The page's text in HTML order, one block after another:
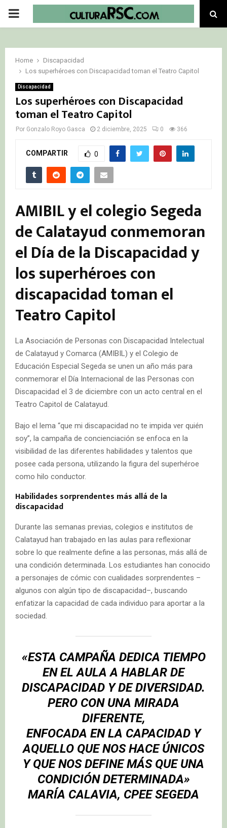
PRIMARY
Home
Discapacidad
Los superhéroes con Discapacidad toman el Teatro Capitol
Discapacidad
Los superhéroes con Discapacidad
toman el Teatro Capitol
Por Gonzalo Royo Gasca 2 diciembre, 2025 0 366
COMPARTIR 0
AMIBIL y el colegio Segeda
de Calatayud conmemoran
el Día de la Discapacidad y
los superhéroes con
discapacidad toman el
Teatro Capitol
La Asociación de Personas con Discapacidad Intelectual
de Calatayud y Comarca (AMIBIL) y el Colegio de
Educación Especial Segeda se unen un año más para
conmemorar el Día Internacional de las Personas con
Discapacidad el 3 de diciembre con un acto central en el
Teatro Capitol de Calatayud.
Bajo el lema “que mi discapacidad no te impida ver quién
soy”, la campaña de concienciación se enfoca en la
visibilidad de las diferentes habilidades y talentos que
posee cada persona, utilizando la figura del superhéroe
como hilo conductor.
Habilidades sorprendentes más allá de la
discapacidad
Durante las semanas previas, colegios e institutos de
Calatayud han trabajado en las aulas para reflexionar
sobre lo que realmente define a las personas, más allá de
una condición determinada. Los estudiantes han conocido
a personajes de cómic con cualidades sorprendentes –
algunos con algún tipo de discapacidad–, buscando
enfatizar la capacidad de cada individuo para aportar a la
sociedad.
«ESTA CAMPAÑA DEDICA TIEMPO
EN EL AULA A HABLAR DE
DISCAPACIDAD Y DE DIVERSIDAD.
PERO CON UNA MIRADA
DIFERENTE,
ENFOCADA EN LA CAPACIDAD Y
AQUELLO QUE NOS HACE ÚNICOS
Y QUE NOS DEFINE MÁS QUE UNA
CONDICIÓN DETERMINADA»
MARÍA CALAVIA, CPEE SEGEDA